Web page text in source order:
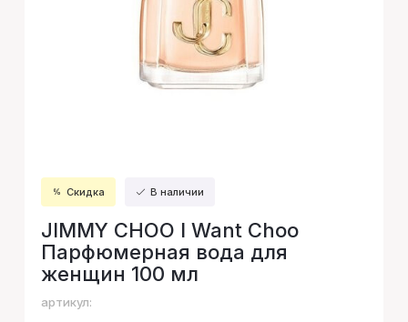
Скидка В наличии
JIMMY CHOO I Want Choo
Парфюмерная вода для
женщин 100 мл
артикул: